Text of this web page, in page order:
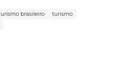
brasileiro
turismo